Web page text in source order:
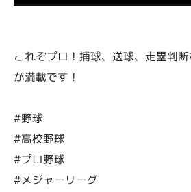
これぞプロ！捕球、送球、走塁判
が満載です！
#野球
#高校野球
#プロ野球
#メジャーリーグ